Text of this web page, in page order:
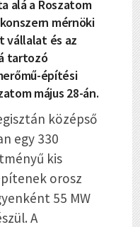
alá a Roszatom
mérnöki
vállalat és az
tartozó
építési
május 28-án.
középső
egy 330
kis
orosz
55 MW
A